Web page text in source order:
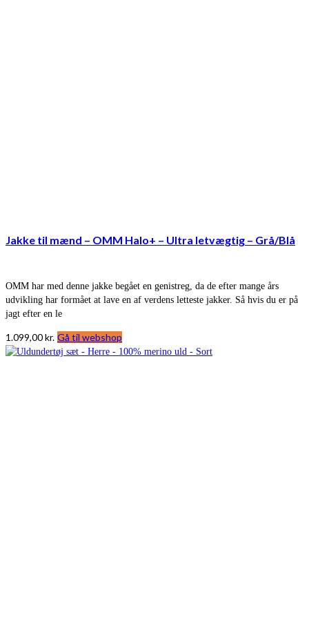
Jakke til mænd – OMM Halo+ – Ultra letvægtig – Grå/Blå
OMM har med denne jakke begået en genistreg, da de efter mange års
udvikling har formået at lave en af verdens letteste jakker. Så hvis du er på
jagt efter en le
1.099,00kr. Gå til webshop